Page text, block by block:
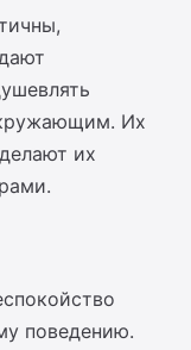
Их
их
поведению.